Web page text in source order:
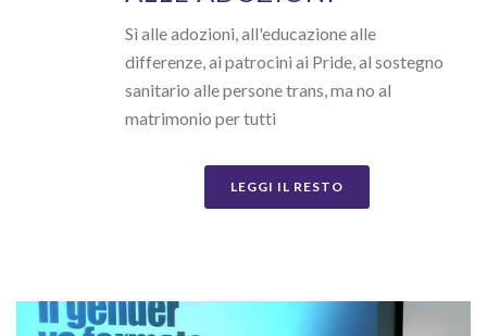
Sì alle adozioni, all'educazione alle
differenze, ai patrocini ai Pride, al sostegno
sanitario alle persone trans, ma no al
matrimonio per tutti
LEGGI IL RESTO